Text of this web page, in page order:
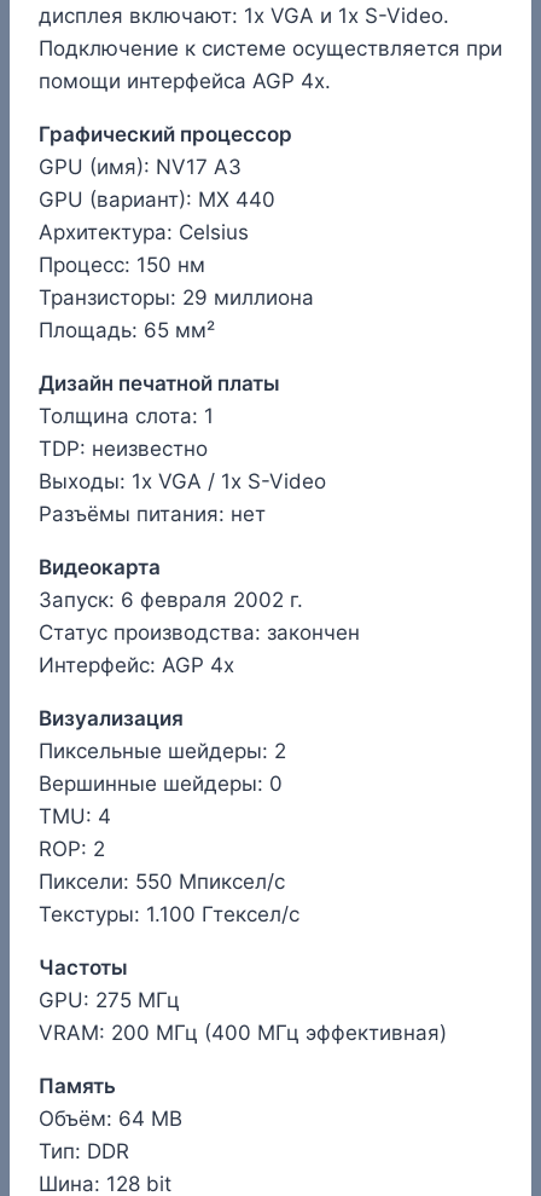
дисплея включают: 1x VGA и 1x S-Video.
Подключение к системе осуществляется при
помощи интерфейса AGP 4x.
Графический процессор
GPU (имя): NV17 A3
GPU (вариант): MX 440
Архитектура: Celsius
Процесс: 150 нм
Транзисторы: 29 миллиона
Площадь: 65 мм²
Дизайн печатной платы
Толщина слота: 1
TDP: неизвестно
Выходы: 1x VGA / 1x S-Video
Разъёмы питания: нет
Видеокарта
Запуск: 6 февраля 2002 г.
Статус производства: закончен
Интерфейс: AGP 4x
Визуализация
Пиксельные шейдеры: 2
Вершинные шейдеры: 0
TMU: 4
ROP: 2
Пиксели: 550 Мпиксел/с
Текстуры: 1.100 Гтексел/с
Частоты
GPU: 275 МГц
VRAM: 200 МГц (400 МГц эффективная)
Память
Объём: 64 MB
Тип: DDR
Шина: 128 bit